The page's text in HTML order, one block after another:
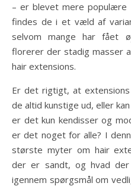
– er blevet mere populære
findes de i et væld af
selvom mange har fået
florerer der stadig masser
hair extensions.
Er det rigtigt, at
de altid kunstige ud, eller
er det kun kendisser og
er det noget for alle? I
største myter om hair
der er sandt, og hvad
igennem spørgsmål om